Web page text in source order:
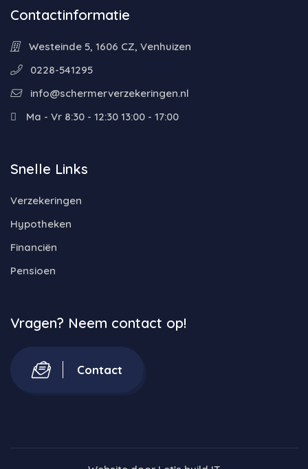
Contactinformatie
Westeinde 5, 1606 CZ, Venhuizen
0228-541295
info@schermerverzekeringen.nl
Ma - Vr 8:30 - 12:30 13:00 - 17:00
Snelle Links
Verzekeringen
Hypotheken
Financiën
Pensioen
Vragen? Neem contact op!
Contact